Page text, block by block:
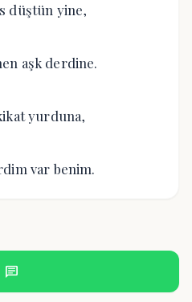
düştün yine,
aşk derdine.
yurduna,
var benim.
chat